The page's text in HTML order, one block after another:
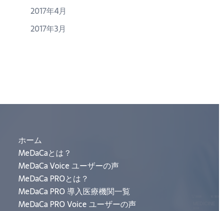
2017年4月
2017年3月
ホーム
MeDaCaとは？
MeDaCa Voice ユーザーの声
MeDaCa PROとは？
MeDaCa PRO 導入医療機関一覧
MeDaCa PRO Voice ユーザーの声